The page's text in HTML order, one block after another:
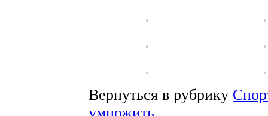
Вернуться в рубрику